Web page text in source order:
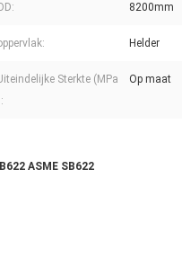
8200mm
Helder
Sterkte (MPa
Op maat
ASME SB622